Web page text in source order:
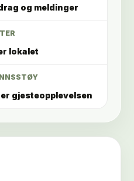
og meldinger
lokalet
gjesteopplevelsen